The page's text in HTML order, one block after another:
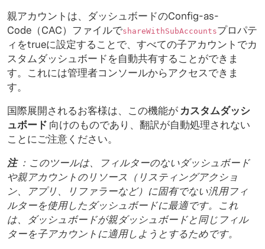
親アカウントは、ダッシュボードのConfig-as-
Code（CAC）ファイルでshareWithSubAccountsプロパテ
ィをtrueに設定することで、すべての子アカウントでカ
スタムダッシュボードを自動共有することができま
す。これには管理者コンソールからアクセスできま
す。
国際展開されるお客様は、この機能が カスタムダッシ
ュボード 向けのものであり、翻訳が自動処理されない
ことにご注意ください。
注：このツールは、フィルターのないダッシュボード
や親アカウントのリソース（リスティングアクショ
ン、アプリ、リファラーなど）に固有でない汎用フィ
ルターを使用したダッシュボードに最適です。これ
は、ダッシュボードが親ダッシュボードと同じフィル
ターを子アカウントに適用しようとするためです。